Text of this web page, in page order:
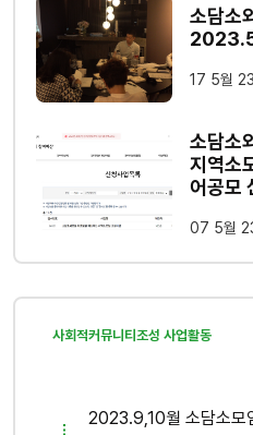
소담소
17 5월 23
소담소
지역소
어공모
07 5월
사회적커뮤니티조성 사업활동
2023.9,10월 소담소모